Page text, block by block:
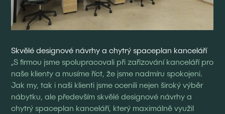
Skvělé designové návrhy a chytrý spaceplan kanceláří
„S firmou jsme spolupracovali při zařizování kanceláří pro
naše klienty a musíme říct, že jsme nadmíru spokojeni.
Jak my, tak i naši klienti jsme ocenili nejen široký výběr
nábytku, ale především skvělé designové návrhy a
chytrý spaceplan kanceláří, který maximálně využil